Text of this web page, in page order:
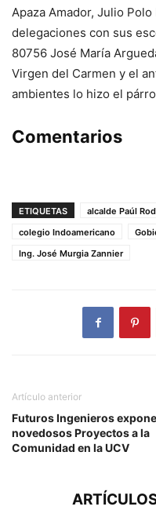
Apaza Amador, Julio
delegaciones con sus
80756 José María
Virgen del Carmen y el
ambientes lo hizo el
Comentarios
ETIQUETAS
alcalde Paúl
colegio Indoamericano
Ing. José Murgia Zannier
Artículo anterior
Futuros Ingenieros
novedosos Proyectos a la
Comunidad en la UCV